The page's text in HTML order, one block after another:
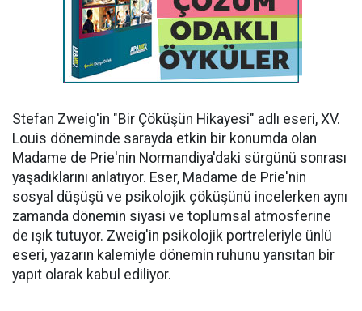
Stefan Zweig'in "Bir Çöküşün Hikayesi" adlı eseri, XV.
Louis döneminde sarayda etkin bir konumda olan
Madame de Prie'nin Normandiya'daki sürgünü sonrası
yaşadıklarını anlatıyor. Eser, Madame de Prie'nin
sosyal düşüşü ve psikolojik çöküşünü incelerken aynı
zamanda dönemin siyasi ve toplumsal atmosferine
de ışık tutuyor. Zweig'in psikolojik portreleriyle ünlü
eseri, yazarın kalemiyle dönemin ruhunu yansıtan bir
yapıt olarak kabul ediliyor.